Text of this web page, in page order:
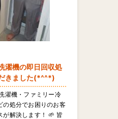
濯機の即日回収処
きました(*^^*)
濯機・ファミリー冷
の処分でお困りのお客
が解決します！ 🌱 皆